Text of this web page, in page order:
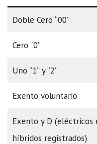
Doble Cero “00”
Cero “0”
Uno “1” y “2”
Exento voluntario
Exento y D (eléctricos
híbridos registrados)